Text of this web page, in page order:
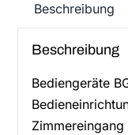
Beschreibung
Beschreibung
Bediengeräte